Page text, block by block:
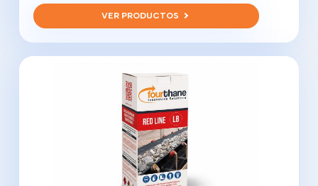
VER PRODUCTOS